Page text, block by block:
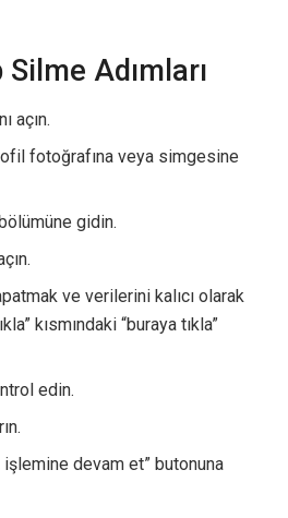
Adımları
açın.
fotoğrafına veya simgesine
gidin.
ve verilerini kalıcı olarak
kısmındaki “buraya tıkla”
edin.
işlemine devam et” butonuna